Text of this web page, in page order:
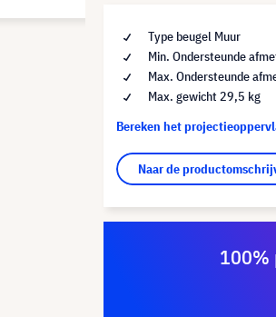
Type beugel Muur
Min. Ondersteunde
Max. Ondersteunde
Max. gewicht 29,5 kg
Bereken het
Naar de
100%